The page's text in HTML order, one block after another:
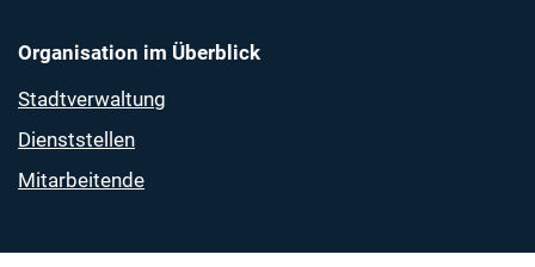
Organisation im Überblick
Stadtverwaltung
Dienststellen
Mitarbeitende